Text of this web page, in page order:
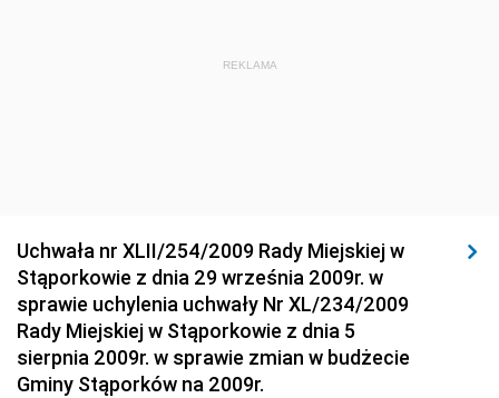
Dziennik Urzędowy Ministra Budownictwa i Przemysłu
Środowiska
Dziennik Urzędowy Ministerstwa Administracji,
Gospodarki Terenowej i Ochrony Środowiska
Dziennik Urzędowy Ministerstwa Administracji i
Gospodarki Przestrzennej
REKLAMA
Uchwała nr XLII/254/2009 Rady Miejskiej w
Stąporkowie z dnia 29 września 2009r. w
sprawie uchylenia uchwały Nr XL/234/2009
Rady Miejskiej w Stąporkowie z dnia 5
sierpnia 2009r. w sprawie zmian w budżecie
Gminy Stąporków na 2009r.